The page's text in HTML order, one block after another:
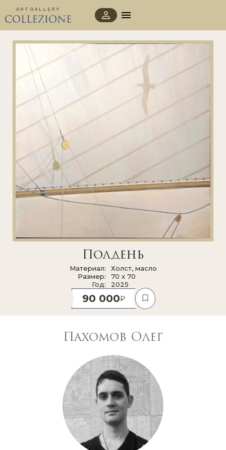
Полдень
Материал
Холст, масло
Размер
70 x 70
Год
2025
90 000
Пахомов Олег